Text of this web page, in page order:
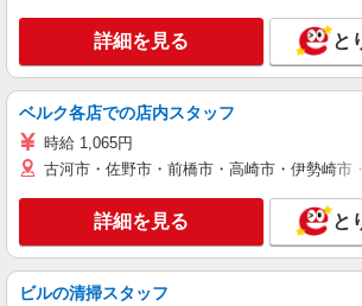
詳細を見る と
ベルク各店での店内スタッフ
時給 1,065円
古河市・佐野市・前橋市・高崎市・伊勢崎
詳細を見る と
ビルの清掃スタッフ